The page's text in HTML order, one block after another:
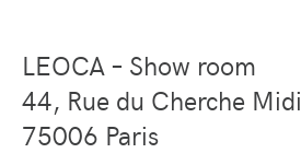
LEOCA – Show room
44, Rue du Cherche Midi
75006 Paris